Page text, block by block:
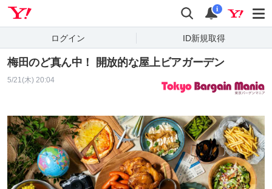
検索 通知
i
ログイン ID新規取得
梅田のど真ん中！ 開放的な屋上ビアガーデン
5/21(木) 20:04